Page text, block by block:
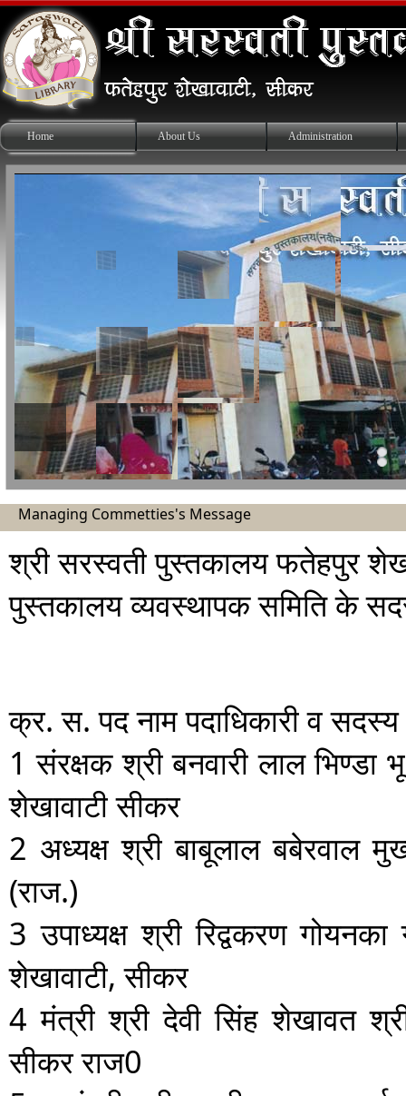
Home About Us Administration
Managing Commetties's Message
श्री सरस्वती पुस्तकालय फतेहपुर
पुस्तकालय व्यवस्थापक समिति के
क्र. स. पदनाम पदाधिकारी व सदस्य
1 संरक्षक श्री बनवारी लाल भिण्डा
शेखावाटी सीकर
2 अध्यक्ष श्री बाबूलाल बबेरवाल
(राज.)
3 उपाध्यक्ष श्री रिद्वकरण गोयनका
शेखावाटी, सीकर
4 मंत्री श्री देवी सिंह शेखावत
सीकर राज0